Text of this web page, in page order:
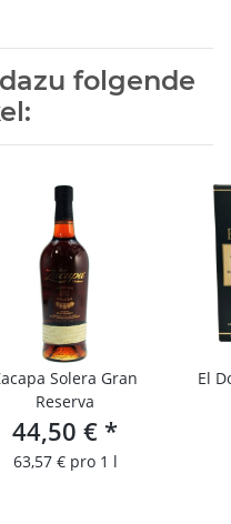
folgende
Solera Gran
Reserva
44,50 € *
63,57 € pro 1 l
El